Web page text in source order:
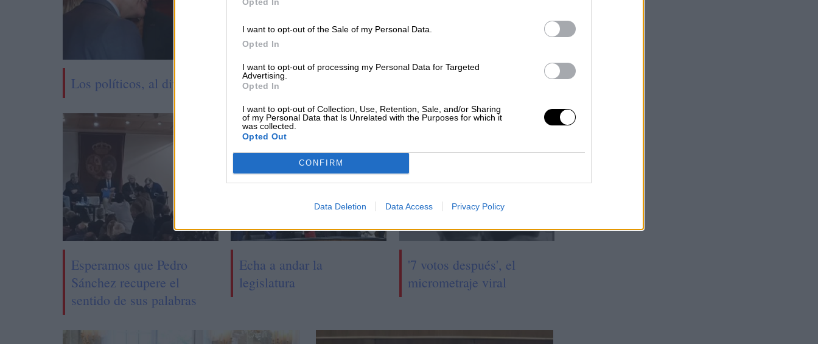
I want to opt-out of the Sale of my Personal Data.
Opted In
I want to opt-out of processing my Personal Data for Targeted
Advertising.
Opted In
I want to opt-out of Collection, Use, Retention, Sale, and/or Sharing
of my Personal Data that Is Unrelated with the Purposes for which it
was collected.
Opted Out
CONFIRM
Data Deletion Data Access Privacy Policy
Los políticos, al diván
Esperamos que Pedro
Sánchez recupere el
sentido de sus palabras
Echa a andar la
legislatura
'7 votos después', el
micrometraje viral